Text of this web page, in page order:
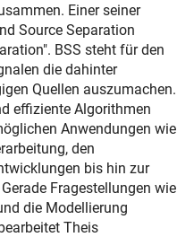
Einer seiner
Source Separation
BSS steht für den
die dahinter
Quellen auszumachen.
effiziente Algorithmen
Anwendungen wie
den
bis hin zur
Fragestellungen wie
die Modellierung
Theis